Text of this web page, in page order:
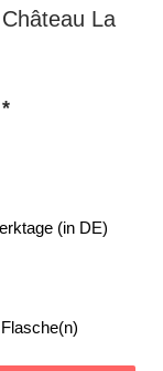
La
(in DE)
Flasche(n)